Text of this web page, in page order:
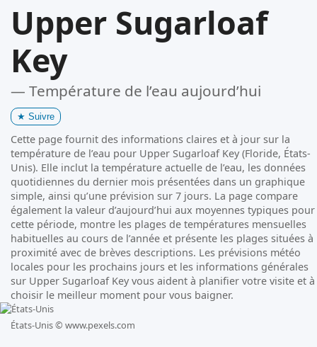
Upper Sugarloaf
Key
— Température de l’eau aujourd’hui
★ Suivre
Cette page fournit des informations claires et à jour sur la
température de l’eau pour Upper Sugarloaf Key (Floride, États-
Unis). Elle inclut la température actuelle de l’eau, les données
quotidiennes du dernier mois présentées dans un graphique
simple, ainsi qu’une prévision sur 7 jours. La page compare
également la valeur d’aujourd’hui aux moyennes typiques pour
cette période, montre les plages de températures mensuelles
habituelles au cours de l’année et présente les plages situées à
proximité avec de brèves descriptions. Les prévisions météo
locales pour les prochains jours et les informations générales
sur Upper Sugarloaf Key vous aident à planifier votre visite et à
choisir le meilleur moment pour vous baigner.
États-Unis © www.pexels.com